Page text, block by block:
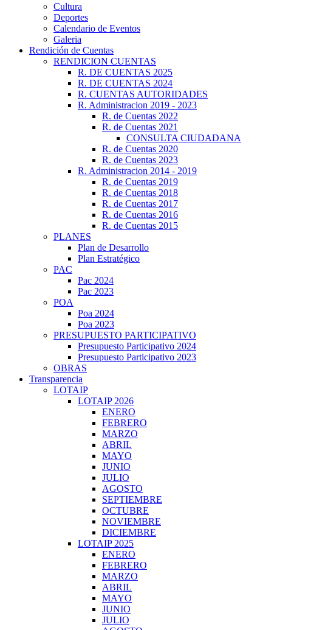
Cultura
Deportes
Calendario de Eventos
Galeria
Rendición de Cuentas
RENDICION CUENTAS
R. DE CUENTAS 2025
R. DE CUENTAS 2024
R. CUENTAS AUTORIDADES
R. Administracion 2019 - 2023
R. de Cuentas 2022
R. de Cuentas 2021
CONSULTA CIUDADANA
R. de Cuentas 2020
R. de Cuentas 2023
R. Administracion 2014 - 2019
R. de Cuentas 2019
R. de Cuentas 2018
R. de Cuentas 2017
R. de Cuentas 2016
R. de Cuentas 2015
PLANES
Plan de Desarrollo
Plan Estratégico
PAC
Pac 2024
Pac 2023
POA
Poa 2024
Poa 2023
PRESUPUESTO PARTICIPATIVO
Presupuesto Participativo 2024
Presupuesto Participativo 2023
OBRAS
Transparencia
LOTAIP
LOTAIP 2026
ENERO
FEBRERO
MARZO
ABRIL
MAYO
JUNIO
JULIO
AGOSTO
SEPTIEMBRE
OCTUBRE
NOVIEMBRE
DICIEMBRE
LOTAIP 2025
ENERO
FEBRERO
MARZO
ABRIL
MAYO
JUNIO
JULIO